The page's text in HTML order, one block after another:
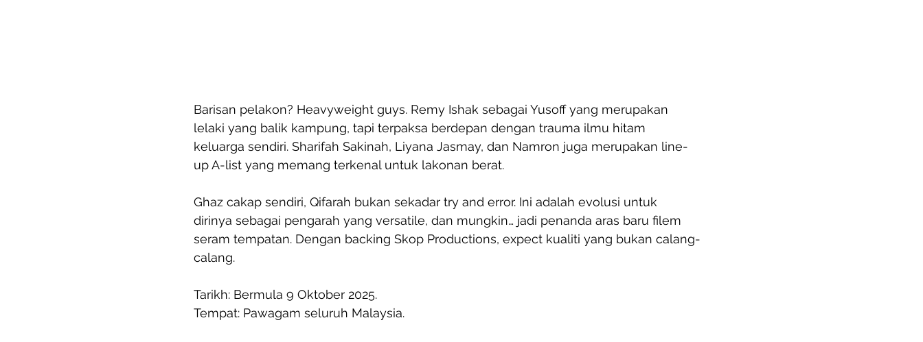
Barisan pelakon? Heavyweight guys. Remy Ishak sebagai Yusoff yang merupakan
lelaki yang balik kampung, tapi terpaksa berdepan dengan trauma ilmu hitam
keluarga sendiri. Sharifah Sakinah, Liyana Jasmay, dan Namron juga merupakan line-
up A-list yang memang terkenal untuk lakonan berat.
Ghaz cakap sendiri, Qifarah bukan sekadar try and error. Ini adalah evolusi untuk
dirinya sebagai pengarah yang versatile, dan mungkin… jadi penanda aras baru filem
seram tempatan. Dengan backing Skop Productions, expect kualiti yang bukan calang-
calang.
Tarikh: Bermula 9 Oktober 2025.
Tempat: Pawagam seluruh Malaysia.